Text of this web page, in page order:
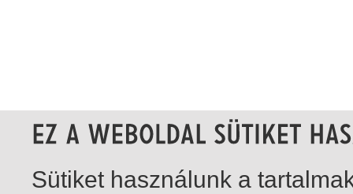
Sütiket használunk a